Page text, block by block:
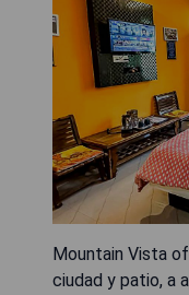
Mountain Vista
ciudad y patio, a